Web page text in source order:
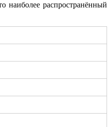
наиболее распространённый